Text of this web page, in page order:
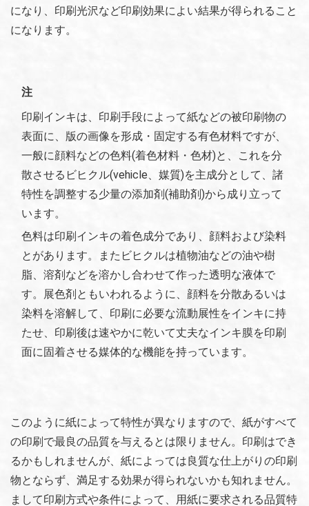
になり、印刷光沢など印刷効果によい結果が得られること
になります。
注
印刷インキは、印刷手段によって紙などの被印刷物の
表面に、版の画像を形成・固定する有色材料ですが、
一般に顔料などの色料(着色材料・色材)と、これを分
散させるビヒクル(vehicle、媒質)を主成分として、諸
特性を調整する少量の添加剤(補助剤)から成り立って
います。
色料は印刷インキの着色成分であり、顔料および染料
とがあります。またビヒクルは植物油などの油や樹
脂、溶剤などを溶かし合わせて作った透明な液体で
す。展色剤ともいわれるように、顔料を分散あるいは
染料を溶解して、印刷に必要な流動展性をインキに持
たせ、印刷後は速やかに乾いて丈夫なインキ膜を印刷
面に固着させる媒体的な機能を持っています。
このように紙によって特性が異なりますので、紙がすべて
の印刷で最良の品質を与えるとは限りません。印刷はでき
るかもしれませんが、紙によっては良質な仕上がりの印刷
物とならず、満足する効果が得られないかも知れません。
まして印刷方式や条件によって、用紙に要求される品質特